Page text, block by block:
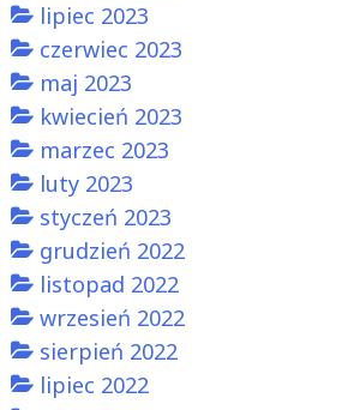
lipiec 2023
czerwiec 2023
maj 2023
kwiecień 2023
marzec 2023
luty 2023
styczeń 2023
grudzień 2022
listopad 2022
wrzesień 2022
sierpień 2022
lipiec 2022